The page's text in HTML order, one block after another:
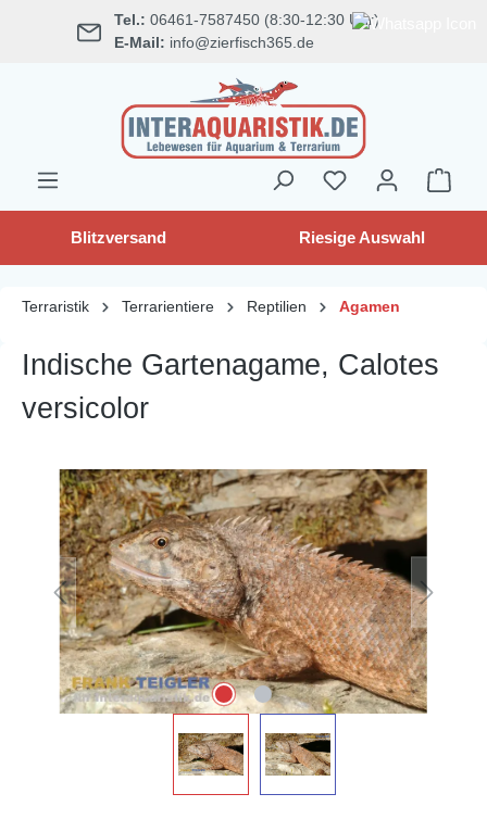
springen Tel.: 06461-7587450 (8:30-12:30 Uhr)
E-Mail: info@zierfisch365.de
Blitzversand Riesige Auswahl
Terraristik Terrarientiere Reptilien Agamen
Indische Gartenagame, Calotes
versicolor
Bildergalerie überspringen